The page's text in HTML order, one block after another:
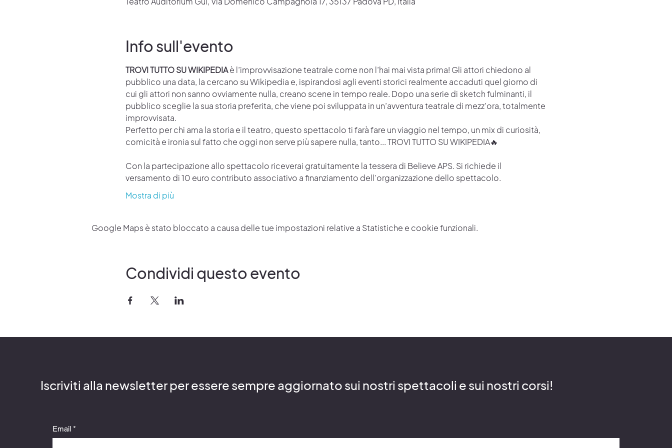
Info sull'evento
TROVI TUTTO SU WIKIPEDIA è l’improvvisazione teatrale come non l’hai mai vista prima! Gli attori chiedono al
pubblico una data, la cercano su Wikipedia e, ispirandosi agli eventi storici realmente accaduti quel giorno di
cui gli attori non sanno ovviamente nulla, creano scene in tempo reale. Dopo una serie di sketch fulminanti, il
pubblico sceglie la sua storia preferita, che viene poi sviluppata in un’avventura teatrale di mezz’ora, totalmente
improvvisata.
Perfetto per chi ama la storia e il teatro, questo spettacolo ti farà fare un viaggio nel tempo, un mix di curiosità,
comicità e ironia sul fatto che oggi non serve più sapere nulla, tanto... TROVI TUTTO SU WIKIPEDIA🔥
Con la partecipazione allo spettacolo riceverai gratuitamente la tessera di Believe APS. Si richiede il
versamento di 10 euro contributo associativo a finanziamento dell'organizzazione dello spettacolo.
Mostra di più
Google Maps è stato bloccato a causa delle tue impostazioni relative a Statistiche e cookie funzionali.
Condividi questo evento
Iscriviti alla newsletter per essere sempre aggiornato sui nostri spettacoli e sui nostri corsi!
Email *